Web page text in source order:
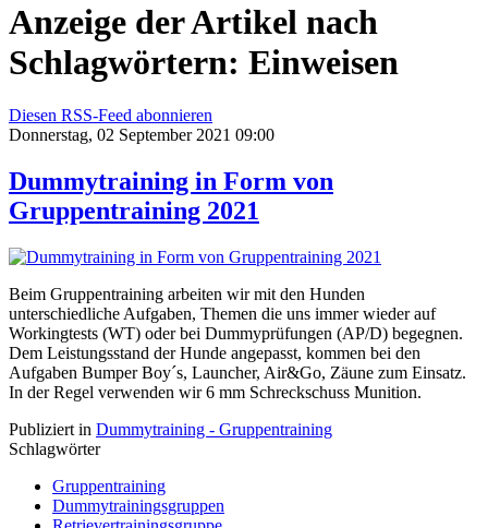
Anzeige der Artikel nach
Schlagwörtern: Einweisen
Diesen RSS-Feed abonnieren
Donnerstag, 02 September 2021 09:00
Dummytraining in Form von
Gruppentraining 2021
Beim Gruppentraining arbeiten wir mit den Hunden
unterschiedliche Aufgaben, Themen die uns immer wieder auf
Workingtests (WT) oder bei Dummyprüfungen (AP/D) begegnen.
Dem Leistungsstand der Hunde angepasst, kommen bei den
Aufgaben Bumper Boy´s, Launcher, Air&Go, Zäune zum Einsatz.
In der Regel verwenden wir 6 mm Schreckschuss Munition.
Publiziert in Dummytraining - Gruppentraining
Schlagwörter
Gruppentraining
Dummytrainingsgruppen